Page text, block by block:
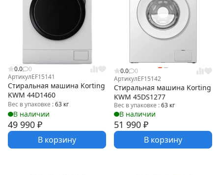
0.0
0
АртикулEF15141
Стиральная машина Korting
KWM 44D1460
Вес в упаковке :63 кг
В наличии
49 990 ₽
В корзину
0.0
0
АртикулEF15142
Стиральная машина Korting
KWM 45DS1277
Вес в упаковке :63 кг
В наличии
51 990 ₽
В корзину